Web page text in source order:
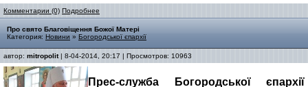
Комментарии (0) Подробнее
Про свято Благовіщення Божої Матері
Категория: Новини » Богородської єпархії
автор: mitropolit| 8-04-2014, 20:17 | Просмотров: 10963
Прес-служба Богородської єпархії